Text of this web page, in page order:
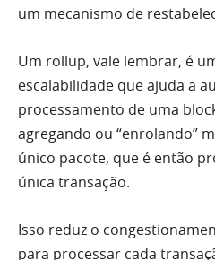
um mecanismo de
Um rollup, vale lembrar, é
escalabilidade que ajuda a
processamento de uma
agregando ou “enrolando”
único pacote, que é então
única transação.
Isso reduz o
para processar cada